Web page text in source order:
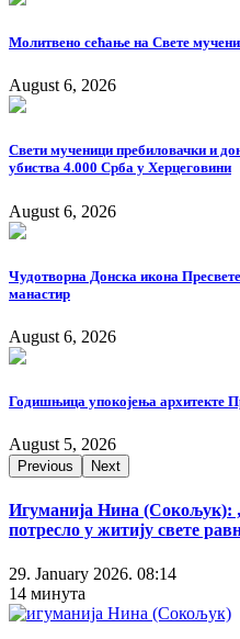
Молитвено сећање на Свете
August 6, 2026
Свети мученици пребиловачки и
убиства 4.000 Срба у Херцеговини
August 6, 2026
Чудотворна Донска икона
манастир
August 6, 2026
Годишњица упокојења архитекте
August 5, 2026
Previous Next
Игуманија Нина (Сокољук):
потресло у житију свете
29. January 2026. 08:14
14 минута